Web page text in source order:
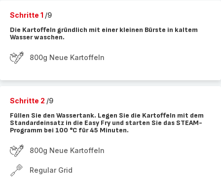
Schritte 1 /9
Die Kartoffeln gründlich mit einer kleinen Bürste in kaltem
Wasser waschen.
800g Neue Kartoffeln
Schritte 2 /9
Füllen Sie den Wassertank. Legen Sie die Kartoffeln mit dem
Standardeinsatz in die Easy Fry und starten Sie das STEAM-
Programm bei 100 °C für 45 Minuten.
800g Neue Kartoffeln
Regular Grid